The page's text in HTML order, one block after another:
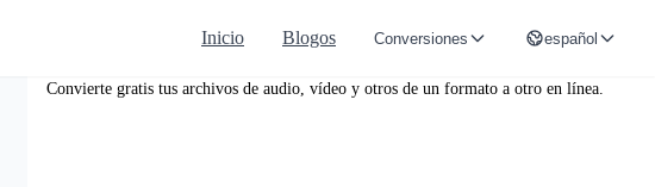
Inicio Blogos Conversiones español
Convierte gratis tus archivos de audio, vídeo y otros de un formato a otro en línea.